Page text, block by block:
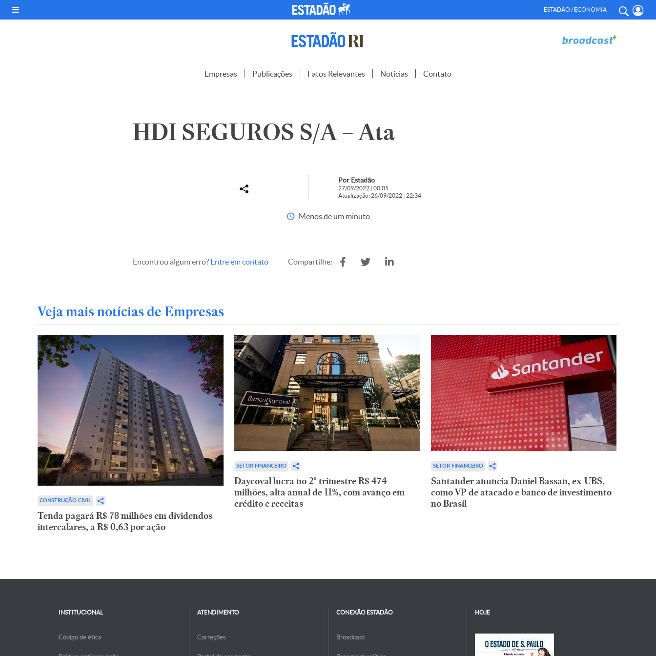
ESTADÃO / ECONOMIA
Empresas Publicações Fatos Relevantes Notícias Contato
HDI SEGUROS S/A – Ata
Por Estadão
27/09/2022 | 00:05
Atualização: 26/09/2022 | 22:34
Menos de um minuto
Encontrou algum erro? Entre em contato Compartilhe:
Veja mais notícias de Empresas
CONSTRUÇÃO CIVIL
Tenda pagará R$ 78 milhões em dividendos
intercalares, a R$ 0,63 por ação
SETOR FINANCEIRO
Daycoval lucra no 2º trimestre R$ 474
milhões, alta anual de 11%, com avanço em
crédito e receitas
SETOR FINANCEIRO
Santander anuncia Daniel Bassan, ex-UBS,
como VP de atacado e banco de investimento
no Brasil
INSTITUCIONAL
Código de ética
ATENDIMENTO
Correções
CONEXÃO ESTADÃO
Broadcast
HOJE